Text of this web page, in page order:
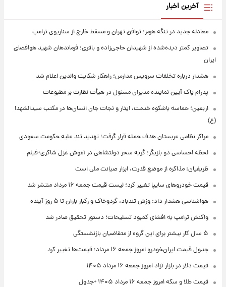
آخرین اخبار
معادله جدید در تنگه هرمز؛ توافق تهران و مسقط خارج از سناریوی ترامپ
تصاویر کمتر دیده‌شده از شهیدان حاجی‌زاده و باقری؛ فرماندهان شهید هوافضای
ایران
هشدار درباره تخلفات سرویس مدارس؛ راهکار شکایت والدین اعلام شد
پدرام پاک آیین نماینده مدیران مسئول در هیأت نظارت بر مطبوعات
اربعین؛ حماسه باشکوه خدمت، ایثار و نجات جان انسان‌ها در مکتب سیدالشهدا
(ع)
مراکز نظامی عربستان هدف حمله قرار گرفت؛ تهدید تند علیه حکومت سعودی
لحظه احساسی دو بازیگر؛ گریه سحر دولتشاهی در آغوش غزل شاکری+فیلم
ظریفیان: مذاکره از موضع قدرت، ابزار صیانت ملی است
قیمت خودروهای سایپا تغییر کرد؛ لیست قیمت جمعه ۱۶ مرداد منتشر شد
هواشناسی هشدار داد: وزش تندباد، گردوخاک و رگبار باران تا ۵ روز آینده
واکنش ترامپ به افشای کمبود تسلیحات؛ دستور تحقیق صادر شد
۵ سال کار بیشتر برای این گروه از متقاضیان بازنشستگی
جدول قیمت ایران‌خودرو امروز جمعه ۱۶ مرداد؛ قیمت‌ها تغییر کرد
قیمت دلار در بازار آزاد امروز جمعه ۱۶ مرداد ۱۴۰۵
قیمت طلا و سکه امروز جمعه ۱۶ مرداد ۱۴۰۵ +جدول